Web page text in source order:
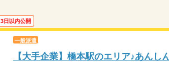
3日以内公開
一般派遣
【大手企業】橋本駅のエリア♪あん